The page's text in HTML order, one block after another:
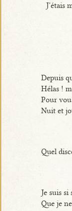
J’étais
Depuis
Hélas !
Pour
Nuit et
Quel
Je suis si
Que je